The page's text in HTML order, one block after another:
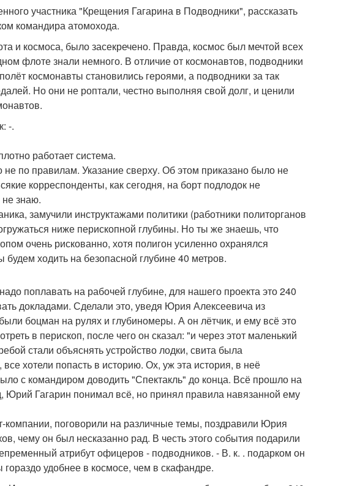
участника "Крещения Гагарина в Подводники", рассказать
командира атомохода.
и космоса, было засекречено. Правда, космос был мечтой всех
флоте знали немного. В отличие от космонавтов, подводники
космонавты становились героями, а подводники за так
Но они не роптали, честно выполняя свой долг, и ценили
-.
работает система.
по правилам. Указание сверху. Об этом приказано было не
корреспонденты, как сегодня, на борт подлодок не
знаю.
замучили инструктажами политики (работники политорганов
ниже перископной глубины. Но ты же знаешь, что
очень рискованно, хотя полигон усиленно охранялся
ходить на безопасной глубине 40 метров.
поплавать на рабочей глубине, для нашего проекта это 240
докладами. Сделали это, уведя Юрия Алексеевича из
боцман на рулях и глубиномеры. А он лётчик, и ему всё это
в перископ, после чего он сказал: "и через этот маленький
стали объяснять устройство лодки, свита была
хотели попасть в историю. Ох, уж эта история, в неё
с командиром доводить "Спектакль" до конца. Всё прошло на
Юрий Гагарин понимал всё, но принял правила навязанной ему
компании, поговорили на различные темы, поздравили Юрия
чему он был несказанно рад. В честь этого события подарили
атрибут офицеров - подводников. - В. к. . подарком он
удобнее в космосе, чем в скафандре.